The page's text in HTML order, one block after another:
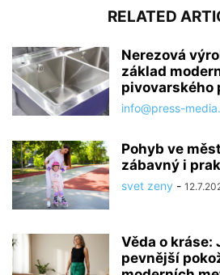
RELATED
Nerezová
základ
pivovarského
info@press-
Pohyb ve
zábavný i
svet zeny -
Věda o kráse:
pevnější